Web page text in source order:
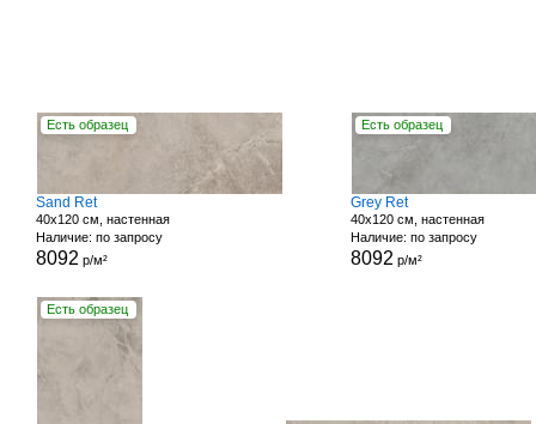
Есть образец
Sand Ret
40x120 см, настенная
Наличие: по запросу
8092 р/м²
Есть образец
Grey Ret
40x120 см, настенная
Наличие: по запросу
8092 р/м²
Есть образец